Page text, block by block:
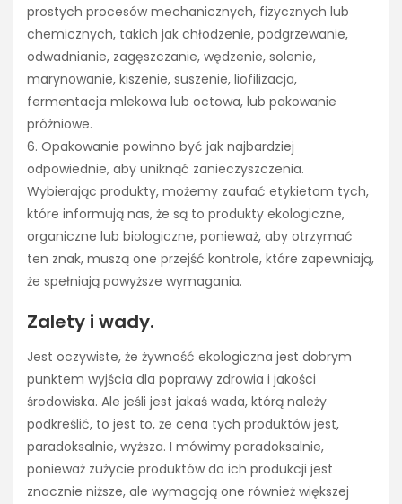
prostych procesów mechanicznych, fizycznych lub
chemicznych, takich jak chłodzenie, podgrzewanie,
odwadnianie, zagęszczanie, wędzenie, solenie,
marynowanie, kiszenie, suszenie, liofilizacja,
fermentacja mlekowa lub octowa, lub pakowanie
próżniowe.
6. Opakowanie powinno być jak najbardziej
odpowiednie, aby uniknąć zanieczyszczenia.
Wybierając produkty, możemy zaufać etykietom tych,
które informują nas, że są to produkty ekologiczne,
organiczne lub biologiczne, ponieważ, aby otrzymać
ten znak, muszą one przejść kontrole, które zapewniają,
że spełniają powyższe wymagania.
Zalety i wady.
Jest oczywiste, że żywność ekologiczna jest dobrym
punktem wyjścia dla poprawy zdrowia i jakości
środowiska. Ale jeśli jest jakaś wada, którą należy
podkreślić, to jest to, że cena tych produktów jest,
paradoksalnie, wyższa. I mówimy paradoksalnie,
ponieważ zużycie produktów do ich produkcji jest
znacznie niższe, ale wymagają one również większej